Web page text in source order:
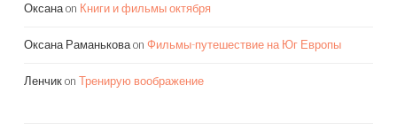
Оксанаon Книги и фильмы октября
Оксана Раманьковаon Фильмы-путешествие на Юг Европы
Ленчикon Тренирую воображение